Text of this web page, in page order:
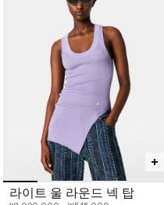
라이트 울 라운드 넥 탑